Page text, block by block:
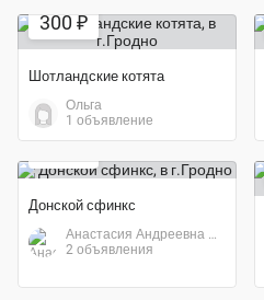
300 ₽
Шотландские котята
Ольга
1 объявление
Экономия 71%
Донской сфинкс
Анастасия Андреевна Мисюк
2 объявления